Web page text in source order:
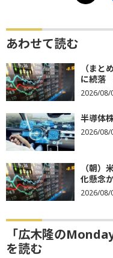
あわせて読む
（まと
に続落
2026/08/
半導体
2026/08/
（朝
化懸念
2026/08/
「広木隆の
を読む